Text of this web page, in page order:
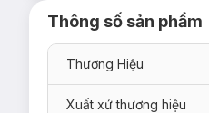
Thông số sản phẩm
Thương Hiệu
Xuất xứ thương hiệu